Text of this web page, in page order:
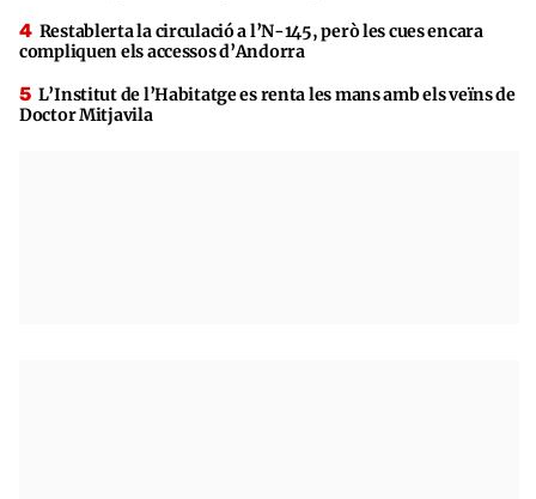
Restablerta la circulació a l’N-145, però les cues encara
compliquen els accessos d’Andorra
L’Institut de l’Habitatge es renta les mans amb els veïns de
Doctor Mitjavila